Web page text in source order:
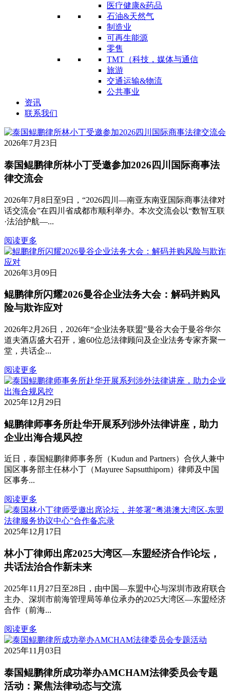
医疗健康&药品
石油&天然气
制造业
可再生能源
零售
TMT（科技，媒体与通信
旅游
交通运输&物流
公共事业
资讯
联系我们
2026年7月23日
泰国鲲鹏律所林小丁受邀参加2026四川国际商事法
律交流会
2026年7月8日至9日，“2026四川—南亚东南亚国际商事法律对
话交流会”在四川省成都市顺利举办。本次交流会以“数智互联
·法治护航—...
阅读更多
2026年3月09日
鲲鹏律所闪耀2026曼谷企业法务大会：解码并购风
险与欺诈应对
2026年2月26日，2026年“企业法务联盟”曼谷大会于曼谷华尔
道夫酒店盛大召开，逾60位总法律顾问及企业法务专家齐聚一
堂，共话企...
阅读更多
2025年12月29日
鲲鹏律师事务所赴华开展系列涉外法律讲座，助力
企业出海合规风控
近日，泰国鲲鹏律师事务所（Kudun and Partners）合伙人兼中
国区事务部主任林小丁（Mayuree Sapsutthiporn）律师及中国
区事务...
阅读更多
2025年12月17日
林小丁律师出席2025大湾区—东盟经济合作论坛，
共话法治合作新未来
2025年11月27日至28日，由中国—东盟中心与深圳市政府联合
主办、深圳市前海管理局等单位承办的2025大湾区—东盟经济
合作（前海...
阅读更多
2025年11月03日
泰国鲲鹏律所成功举办AMCHAM法律委员会专题
活动：聚焦法律动态与交流